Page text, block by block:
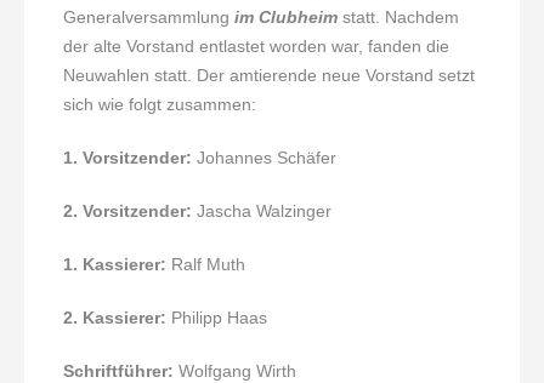
Generalversammlung im Clubheim statt. Nachdem
der alte Vorstand entlastet worden war, fanden die
Neuwahlen statt. Der amtierende neue Vorstand setzt
sich wie folgt zusammen:
1. Vorsitzender: Johannes Schäfer
2. Vorsitzender: Jascha Walzinger
1. Kassierer: Ralf Muth
2. Kassierer: Philipp Haas
Schriftführer: Wolfgang Wirth